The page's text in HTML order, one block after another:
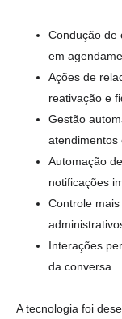
Condução de
em
Ações de
reativação e
Gestão
atendimentos
Automação
notificações
Controle
Interações
da conversa
A tecnologia foi